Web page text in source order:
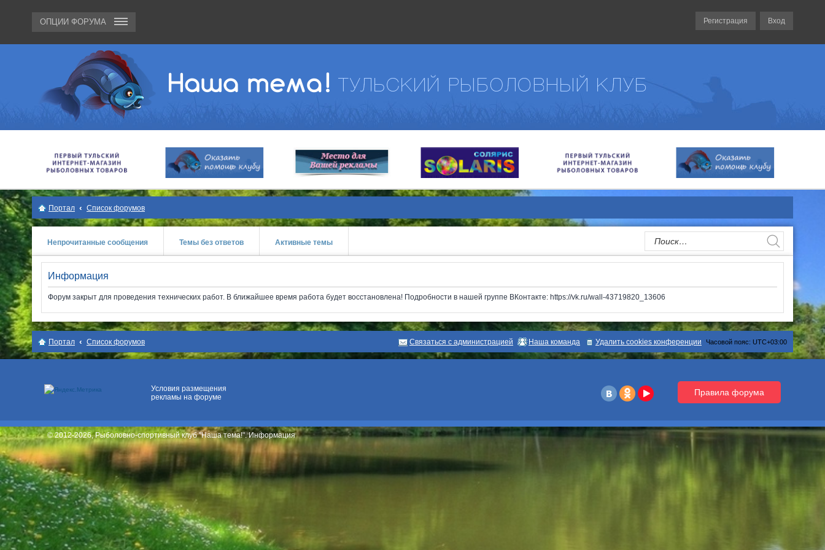
ОПЦИИ ФОРУМА Вход
Регистрация
Место для вашей
рекламы
Портал Список форумов
Непрочитанные сообщения Темы без ответов Активные темы
Информация
Форум закрыт для проведения технических работ. В ближайшее время работа будет восстановлена! Подробности в нашей группе ВКонтакте: https://vk.ru/wall-43719820_13606
Портал Список форумов Часовой пояс: UTC+03:00
Удалить cookies конференции
Наша команда
Связаться с администрацией
Условия размещения
рекламы на форуме
Правила форума
© 2012-2026, Рыболовно-спортивный клуб "Наша тема!". Информация